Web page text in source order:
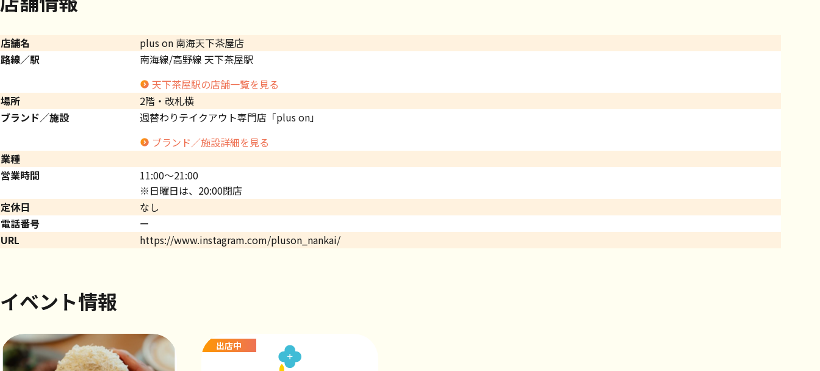
店舗名
plus on 南海天下茶屋店
路線／駅
南海線/高野線 天下茶屋駅
天下茶屋駅の店舗一覧を見る
場所
2階・改札横
ブランド／施設
週替わりテイクアウト専門店「plus on」
ブランド／施設詳細を見る
業種
営業時間
11:00～21:00
※日曜日は、20:00閉店
定休日
なし
電話番号
ー
URL
https://www.instagram.com/pluson_nankai/
イベント情報
出店中